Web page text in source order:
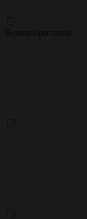
Великобритания